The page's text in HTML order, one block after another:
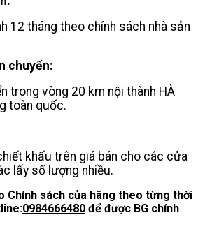
12 tháng theo chính sách nhà sản
chuyển:
trong vòng 20 km nội thành HÀ
toàn quốc.
khấu trên giá bán cho các cửa
lấy số lượng nhiều.
Chính sách của hãng theo từng thời
0984666480 để được BG chính